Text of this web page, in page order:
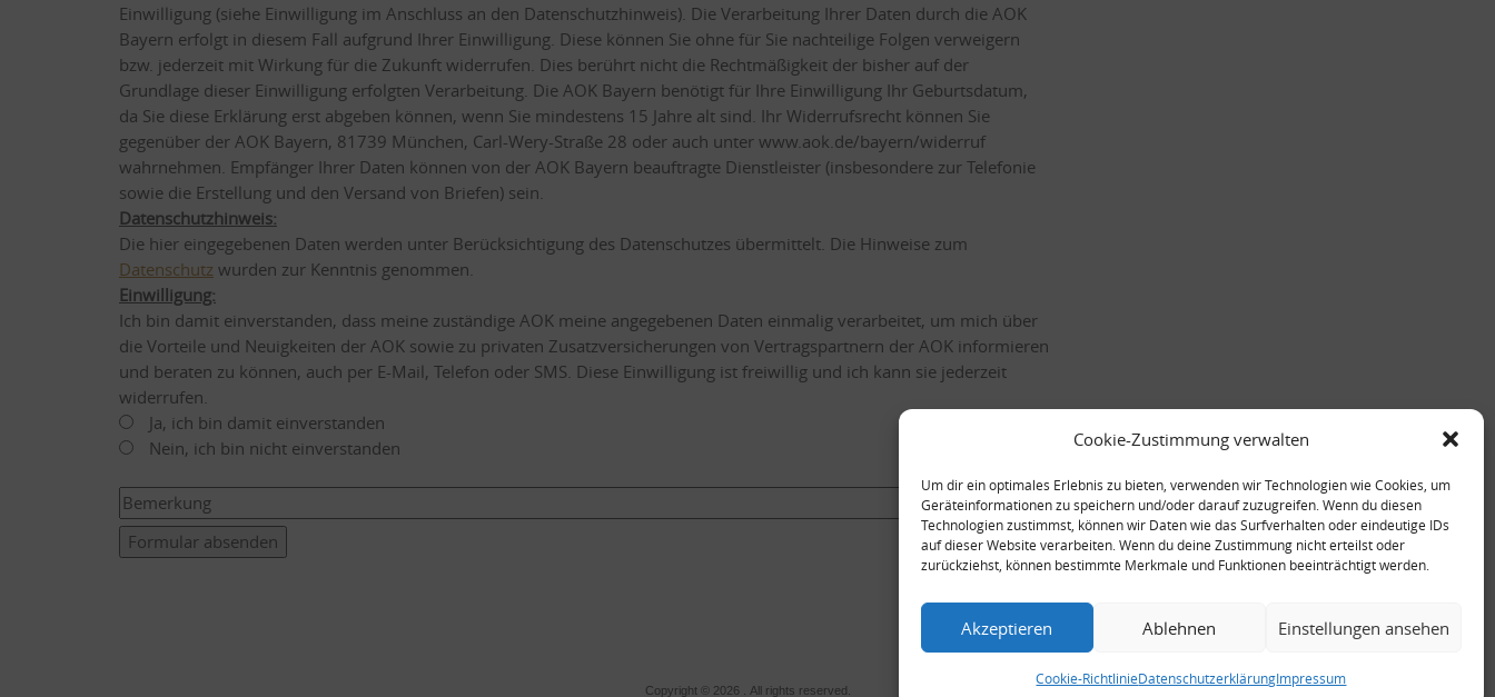
Cookie-Zustimmung verwalten
Um dir ein optimales Erlebnis zu bieten, verwenden wir Technologien wie Cookies, um
Geräteinformationen zu speichern und/oder darauf zuzugreifen. Wenn du diesen
Technologien zustimmst, können wir Daten wie das Surfverhalten oder eindeutige IDs
auf dieser Website verarbeiten. Wenn du deine Zustimmung nicht erteilst oder
zurückziehst, können bestimmte Merkmale und Funktionen beeinträchtigt werden.
Akzeptieren Ablehnen Einstellungen ansehen
Cookie-RichtlinieDatenschutzerklärungImpressum
Einwilligung (siehe Einwilligung im Anschluss an den Datenschutzhinweis). Die Verarbeitung Ihrer Daten durch die AOK
Bayern erfolgt in diesem Fall aufgrund Ihrer Einwilligung. Diese können Sie ohne für Sie nachteilige Folgen verweigern
bzw. jederzeit mit Wirkung für die Zukunft widerrufen. Dies berührt nicht die Rechtmäßigkeit der bisher auf der
Grundlage dieser Einwilligung erfolgten Verarbeitung. Die AOK Bayern benötigt für Ihre Einwilligung Ihr Geburtsdatum,
da Sie diese Erklärung erst abgeben können, wenn Sie mindestens 15 Jahre alt sind. Ihr Widerrufsrecht können Sie
gegenüber der AOK Bayern, 81739 München, Carl-Wery-Straße 28 oder auch unter www.aok.de/bayern/widerruf
wahrnehmen. Empfänger Ihrer Daten können von der AOK Bayern beauftragte Dienstleister (insbesondere zur Telefonie
sowie die Erstellung und den Versand von Briefen) sein.
Datenschutzhinweis:
Die hier eingegebenen Daten werden unter Berücksichtigung des Datenschutzes übermittelt. Die Hinweise zum
Datenschutz wurden zur Kenntnis genommen.
Einwilligung:
Ich bin damit einverstanden, dass meine zuständige AOK meine angegebenen Daten einmalig verarbeitet, um mich über
die Vorteile und Neuigkeiten der AOK sowie zu privaten Zusatzversicherungen von Vertragspartnern der AOK informieren
und beraten zu können, auch per E-Mail, Telefon oder SMS. Diese Einwilligung ist freiwillig und ich kann sie jederzeit
widerrufen.
Ja, ich bin damit einverstanden
Nein, ich bin nicht einverstanden
Formular absenden
Copyright © 2026 . All rights reserved.